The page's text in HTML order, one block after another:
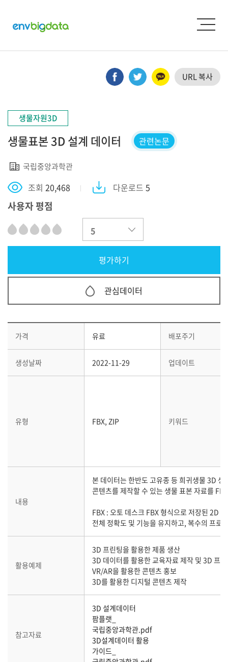
URL 복사
생물자원3D
생물표본 3D 설계 데이터 관련논문
국립중앙과학관
조회 20,468 다운로드 5
사용자 평점
관심데이터
가격 유료 배포주기
생성날짜 2022-11-29 업데이트
유형 FBX, ZIP 키워드
내용
본 데이터는 한반도 고유종 등 희귀생물 3D
콘텐츠를 제작할 수 있는 생물 표본 자료를
FBX : 오토 데스크 FBX 형식으로 저장된 2D
전체 정확도 및 기능을 유지하고, 복수의 프로
활용예제
3D 프린팅을 활용한 제품 생산
3D 데이터를 활용한 교육자료 제작 및 3D 프
VR/AR을 활용한 콘텐츠 홍보
3D를 활용한 디지털 콘텐츠 제작
참고자료
3D 설계데이터
팜플랫_
국립중앙과학관.pdf
3D설계데이터 활용
가이드_